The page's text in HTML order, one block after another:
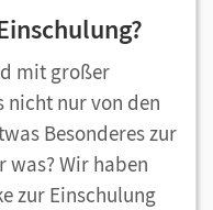
mit großer
nicht nur von den
Besonderes zur
was? Wir haben
zur Einschulung